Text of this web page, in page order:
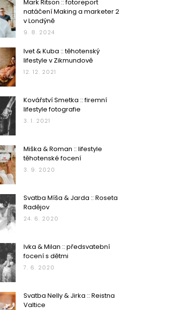
Mark Ritson :: fotoreport
natáčení Making a marketer 2
v Londýně
9. 8. 2024
Ivet & Kuba :: těhotenský
lifestyle v Zikmundově
12. 12. 2021
Kovářství Smetka :: firemní
lifestyle fotografie
3. 1. 2021
Miška & Roman :: lifestyle
těhotenské focení
3. 9. 2020
Svatba Míša & Jarda :: Roseta
Radějov
24. 6. 2020
Ivka & Milan :: předsvatební
focení s dětmi
7. 6. 2020
Svatba Nelly & Jirka :: Reistna
Valtice